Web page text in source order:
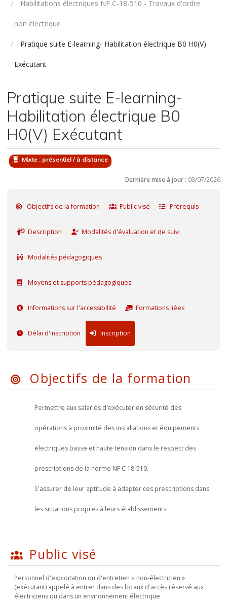
Habilitations électriques NF C-18-510 - Travaux d'ordre
non électrique
Pratique suite E-learning- Habilitation électrique B0 H0(V)
Exécutant
Pratique suite E-learning-
Habilitation électrique B0
H0(V) Exécutant
Mixte : présentiel / à distance
Dernière mise à jour : 03/07/2026
Objectifs de la formation Public visé Prérequis
Description Modalités d'évaluation et de suivi
Modalités pédagogiques
Moyens et supports pédagogiques
Informations sur l'accessibilité Formations liées
Délai d'inscription Inscription
Objectifs de la formation
Permettre aux salariés d'exécuter en sécurité des
opérations à proximité des installations et équipements
électriques basse et haute tension dans le respect des
prescriptions de la norme NF C 18-510.
S'assurer de leur aptitude à adapter ces prescriptions dans
les situations propres à leurs établissements.
Public visé
Personnel d'exploitation ou d'entretien « non-électricien »
(exécutant) appelé à entrer dans des locaux d'accès réservé aux
électriciens ou dans un environnement électrique.